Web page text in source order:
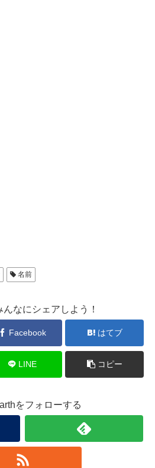
名前
なにシェアしよう！
Facebook はてブ
LINE コピー
をフォローする